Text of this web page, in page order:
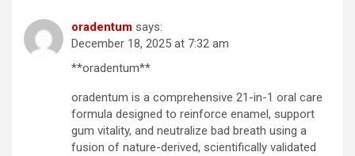
oradentum says:
December 18, 2025 at 7:32 am
**oradentum**
oradentum is a comprehensive 21-in-1 oral care
formula designed to reinforce enamel, support
gum vitality, and neutralize bad breath using a
fusion of nature-derived, scientifically validated